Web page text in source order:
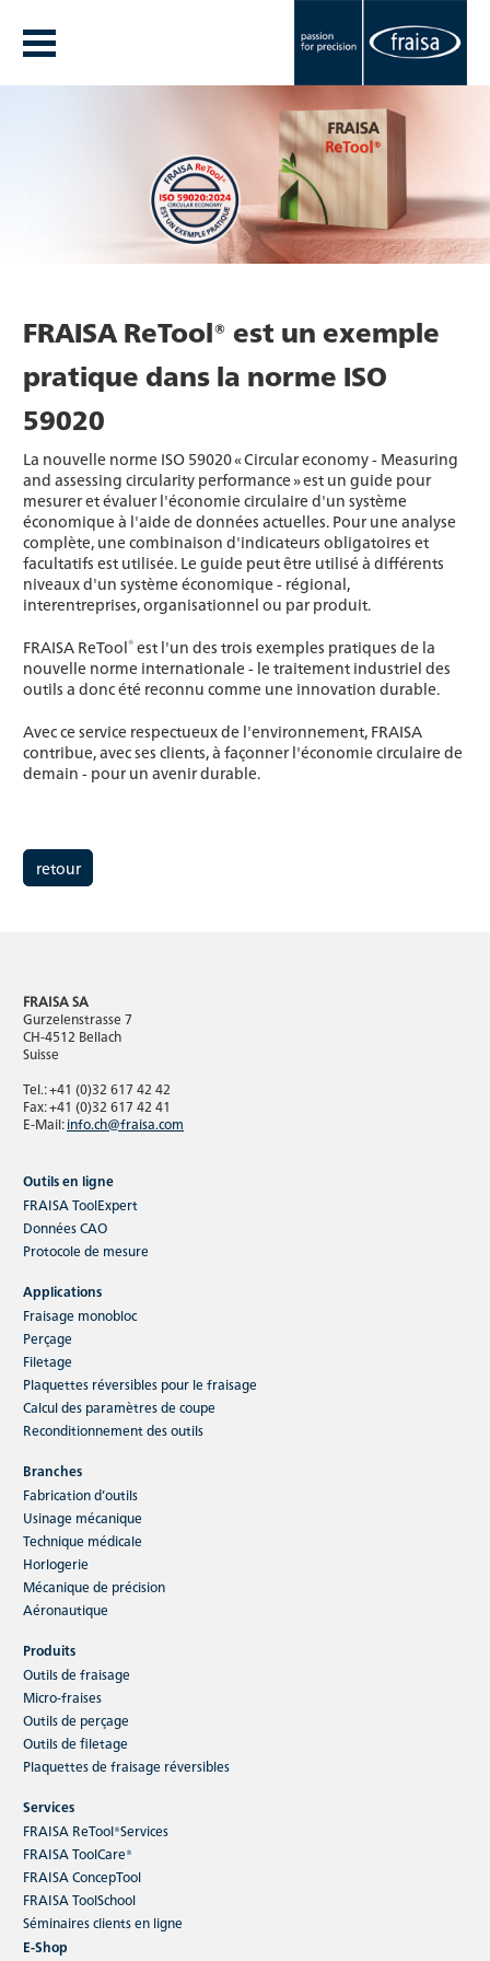
FRAISA ReTool® est un exemple
pratique dans la norme ISO
59020
La nouvelle norme ISO 59020 « Circular economy - Measuring
and assessing circularity performance » est un guide pour
mesurer et évaluer l'économie circulaire d'un système
économique à l'aide de données actuelles. Pour une analyse
complète, une combinaison d'indicateurs obligatoires et
facultatifs est utilisée. Le guide peut être utilisé à différents
niveaux d'un système économique - régional,
interentreprises, organisationnel ou par produit.
FRAISA ReTool® est l'un des trois exemples pratiques de la
nouvelle norme internationale - le traitement industriel des
outils a donc été reconnu comme une innovation durable.
Avec ce service respectueux de l'environnement, FRAISA
contribue, avec ses clients, à façonner l'économie circulaire de
demain - pour un avenir durable.
retour
FRAISA SA
Gurzelenstrasse 7
CH-4512 Bellach
Suisse
Tel.: +41 (0)32 617 42 42
Fax: +41 (0)32 617 42 41
E-Mail:info.ch@fraisa.com
Outils en ligne
FRAISA ToolExpert
Données CAO
Protocole de mesure
Applications
Fraisage monobloc
Perçage
Filetage
Plaquettes réversibles pour le fraisage
Calcul des paramètres de coupe
Reconditionnement des outils
Branches
Fabrication d’outils
Usinage mécanique
Technique médicale
Horlogerie
Mécanique de précision
Aéronautique
Produits
Outils de fraisage
Micro-fraises
Outils de perçage
Outils de filetage
Plaquettes de fraisage réversibles
Services
FRAISA ReTool®Services
FRAISA ToolCare®
FRAISA ConcepTool
FRAISA ToolSchool
Séminaires clients en ligne
E-Shop